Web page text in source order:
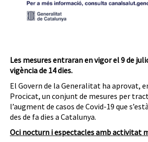
Les mesures entraran en vigor el 9 de
vigència de 14 dies.
El Govern de la Generalitat ha aprovat,
Procicat, un conjunt de mesures per
l’augment de casos de Covid-19 que
des de fa dies a Catalunya.
Oci nocturn i espectacles amb activitat